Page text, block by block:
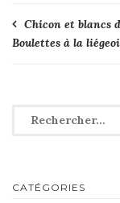
de
Chicon et blancs
Boulettes à la
Rechercher :
CATÉGORIES